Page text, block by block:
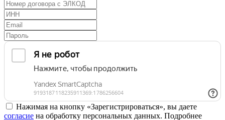
Нажимая на кнопку «Зарегистрироваться», вы даете
согласие на обработку персональных данных. Подробнее